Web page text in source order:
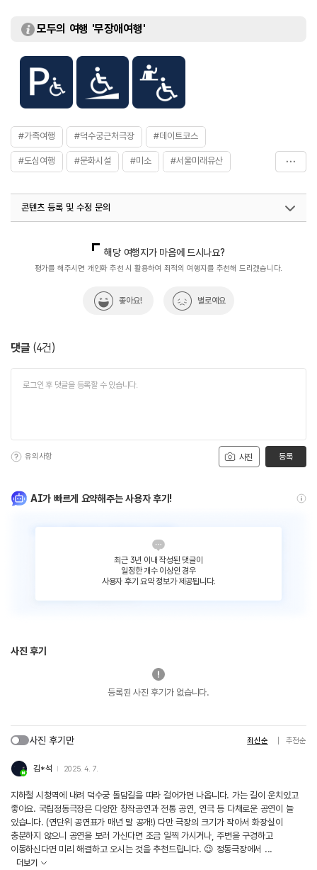
모두의 여행 '무장애여행'
#가족여행 #덕수궁근처극장 #데이트코스
#도심여행 #문화시설 #미소 #서울미래유산
#전통문화공연 #전통예술무대
콘텐츠 등록 및 수정 문의
열린관광콘텐츠팀(열린관광-모두의여행)
033-738-3425
해당 여행지가 마음에 드시나요?
평가를 해주시면 개인화 추천 시 활용하여 최적의 여행지를 추천해 드리겠습니다.
좋아요! 별로예요
댓글 (4건)
사진
유의사항 등록
AI가 빠르게 요약해주는 사용자 후기!
최근 3년 이내 작성된 댓글이
일정한 개수 이상인 경우
사용자 후기 요약 정보가 제공됩니다.
사진 후기
등록된 사진 후기가 없습니다.
사진 후기만 최신순 추천순
김*석 2025. 4. 7.
지하철 시청역에 내려 덕수궁 돌담길을 따라 걸어가면 나옵니다. 가는 길이 운치있고
좋아요. 국립정동극장은 다양한 창작공연과 전통 공연, 연극 등 다채로운 공연이 늘
있습니다. (연단위 공연표가 매년 말 공개!) 다만 극장의 크기가 작아서 화장실이
충분하지 않으니 공연을 보러 가신다면 조금 일찍 가시거나, 주변을 구경하고
이동하신다면 미리 해결하고 오시는 것을 추천드립니다. 😉 정동극장에서 ...
더보기